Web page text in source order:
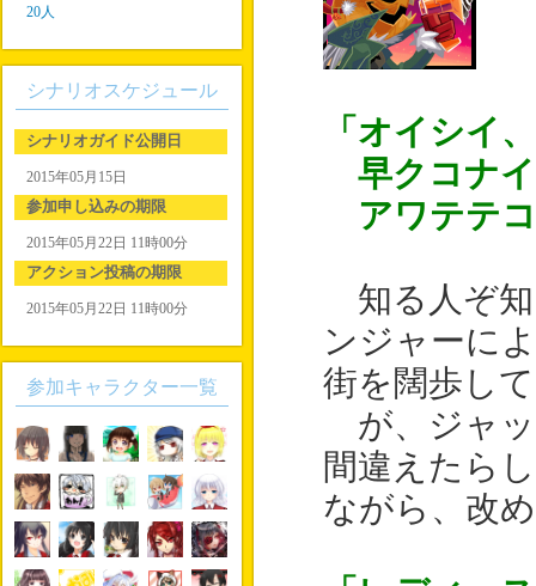
「オイシイ
早クコナ
アワテテ
知る人ぞ
ンジャーに
街を闊歩し
が、ジャッ
間違えたら
ながら、改
20人
シナリオスケジュール
シナリオガイド公開日
2015年05月15日
参加申し込みの期限
2015年05月22日 11時00分
アクション投稿の期限
2015年05月22日 11時00分
参加キャラクター一覧